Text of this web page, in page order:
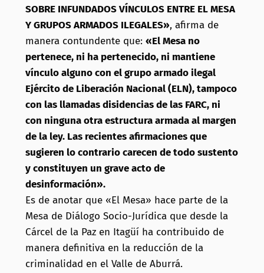
SOBRE INFUNDADOS VÍNCULOS ENTRE EL MESA
Y GRUPOS ARMADOS ILEGALES», afirma de
manera contundente que: «El Mesa no
pertenece, ni ha pertenecido, ni mantiene
vínculo alguno con el grupo armado ilegal
Ejército de Liberación Nacional (ELN), tampoco
con las llamadas disidencias de las FARC, ni
con ninguna otra estructura armada al margen
de la ley. Las recientes afirmaciones que
sugieren lo contrario carecen de todo sustento
y constituyen un grave acto de
desinformación».
Es de anotar que «El Mesa» hace parte de la
Mesa de Diálogo Socio-Jurídica que desde la
Cárcel de la Paz en Itagüí ha contribuido de
manera definitiva en la reducción de la
criminalidad en el Valle de Aburrá.